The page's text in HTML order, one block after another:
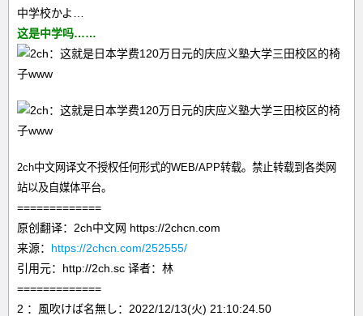
中学校かよ…
这是中学吗……
2ch中文网译文不授权任何形式的WEB/APP转载。禁止转载到各类网
站以及自媒体平台。
=============
原创翻译：2ch中文网 https://2chcn.com
来源： https://2chcn.com/252555/
引用元：http://2ch.sc 译者：林
=============
2 ：風吹けば名無し：2022/12/13(火) 21:10:24.50